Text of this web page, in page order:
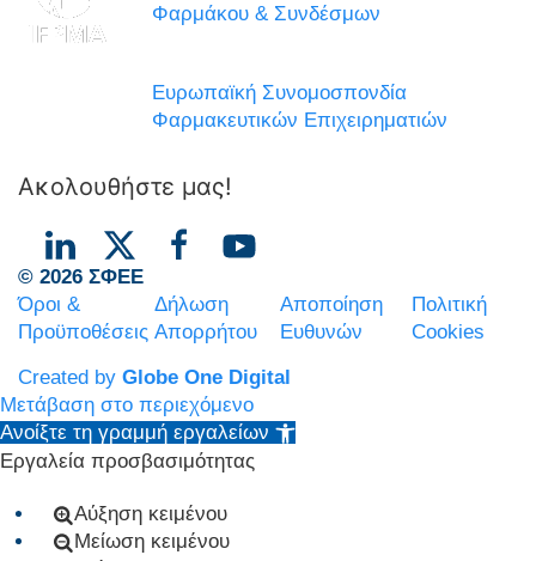
Φαρμάκου & Συνδέσμων
Ευρωπαϊκή Συνομοσπονδία
Φαρμακευτικών Επιχειρηματιών
Ακολουθήστε μας!
© 2026 ΣΦΕΕ
Όροι &
Προϋποθέσεις
Δήλωση
Απορρήτου
Αποποίηση
Ευθυνών
Πολιτική
Cookies
Created by Globe One Digital
Μετάβαση στο περιεχόμενο
Ανοίξτε τη γραμμή εργαλείων
Εργαλεία προσβασιμότητας
Αύξηση κειμένου
Μείωση κειμένου